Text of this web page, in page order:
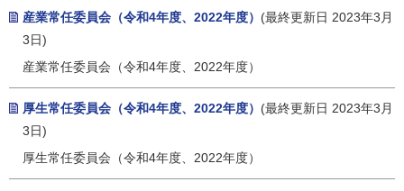
産業常任委員会（令和4年度、2022年度） (最終更新日 2023年3月
3日)
産業常任委員会（令和4年度、2022年度）
厚生常任委員会（令和4年度、2022年度） (最終更新日 2023年3月
3日)
厚生常任委員会（令和4年度、2022年度）